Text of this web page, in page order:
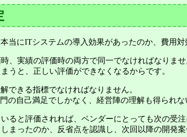
当にITシステムの導入効果があったのか、費用
、実績の評価時の両方で同一でなければなりませ
うと、正しい評価ができなくなるからです。
できる指標でなければなりません。
の自己満足でしかなく、経営陣の理解も得られな
ると評価されれば、ベンダーにとっても次の受
まったのか、反省点を認識し、次回以降の開発案